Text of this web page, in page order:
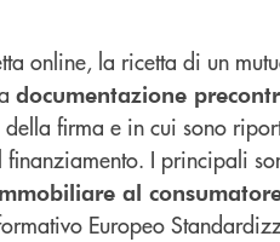
online, la ricetta di un
documentazione
firma e in cui sono
I principali
al
Europeo